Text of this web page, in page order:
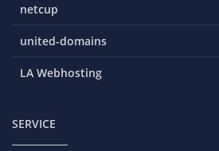
netcup
united-domains
LA Webhosting
SERVICE